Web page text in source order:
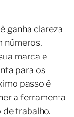
ganha clareza
números,
marca e
para os
passo é
a ferramenta
de trabalho.